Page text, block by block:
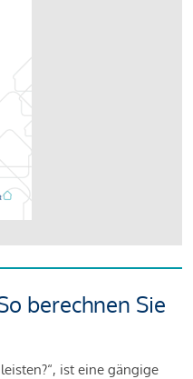
berechnen Sie
ist eine gängige